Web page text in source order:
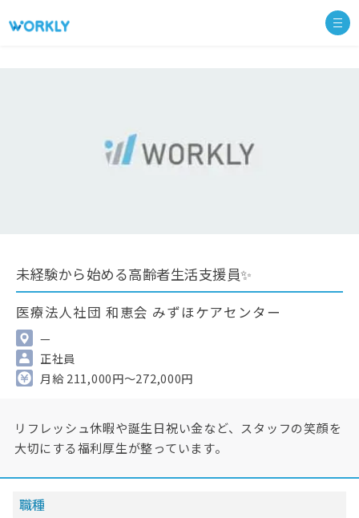
未経験から始める高齢者生活支援員✨
医療法人社団 和恵会 みずほケアセンター
—
正社員
月給 211,000円～272,000円
リフレッシュ休暇や誕生日祝い金など、スタッフの笑顔を
大切にする福利厚生が整っています。
職種